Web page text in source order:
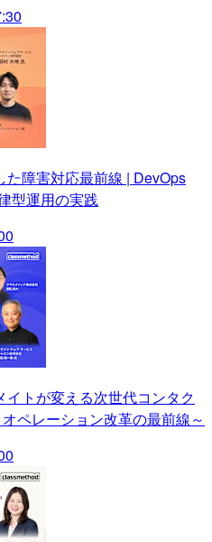
た障害対応最前線 | DevOps
型運用の実践
イトが変える次世代コンタク
ペレーション改革の最前線～